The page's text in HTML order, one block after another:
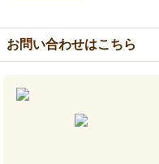
お問い合わせはこちら